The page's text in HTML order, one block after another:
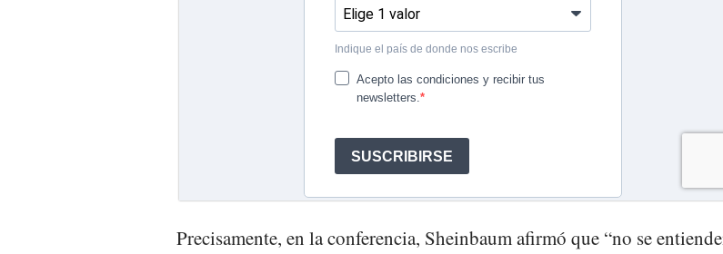
Precisamente, en la conferencia, Sheinbaum afirmó que “no se